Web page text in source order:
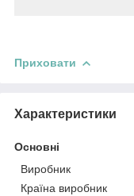
Приховати
Характеристики
Основні
Виробник
Країна виробник